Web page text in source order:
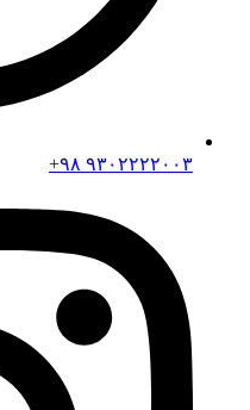
۹۳۰۲۲۲۲۰۰۳ ۹۸+